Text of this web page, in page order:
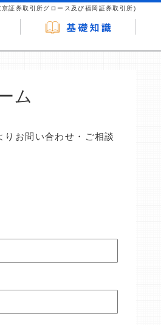
証券取引所グロース及び福岡証券取引所)
ム
お問い合わせ・ご相談